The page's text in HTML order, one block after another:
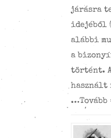
járásra
idejéből
alábbi
a
történt.
használt
…Tovább